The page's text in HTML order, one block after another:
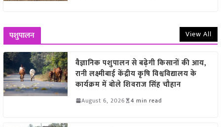
पशुपालन View All
वैज्ञानिक पशुपालन से बढ़ेगी किसानों की आय,
रानी लक्ष्मीबाई केंद्रीय कृषि विश्वविद्यालय के
कार्यक्रम में बोले शिवराज सिंह चौहान
August 6, 2026 4 min read